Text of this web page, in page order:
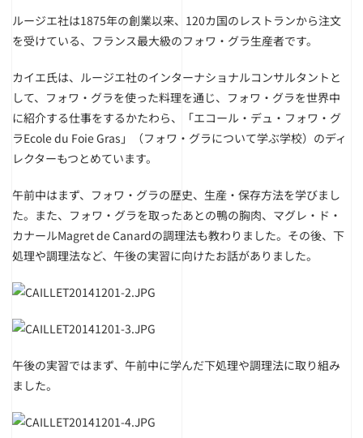
ルージエ社は1875年の創業以来、120カ国のレストランから注文
を受けている、フランス最大級のフォワ・グラ生産者です。
カイエ氏は、ルージエ社のインターナショナルコンサルタントと
して、フォワ・グラを使った料理を通じ、フォワ・グラを世界中
に紹介する仕事をするかたわら、「エコール・デュ・フォワ・グ
ラEcole du Foie Gras」（フォワ・グラについて学ぶ学校）のディ
レクターもつとめています。
午前中はまず、フォワ・グラの歴史、生産・保存方法を学びまし
た。また、フォワ・グラを取ったあとの鴨の胸肉、マグレ・ド・
カナールMagret de Canardの調理法も教わりました。その後、下
処理や調理法など、午後の実習に向けたお話がありました。
午後の実習ではまず、午前中に学んだ下処理や調理法に取り組み
ました。